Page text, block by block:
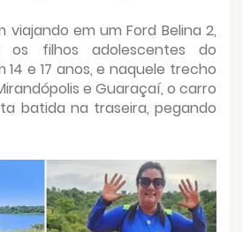
viajando em um Ford Belina 2,
os filhos adolescentes do
e 17 anos, e naquele trecho
e Guaraçaí, o carro
batida na traseira, pegando